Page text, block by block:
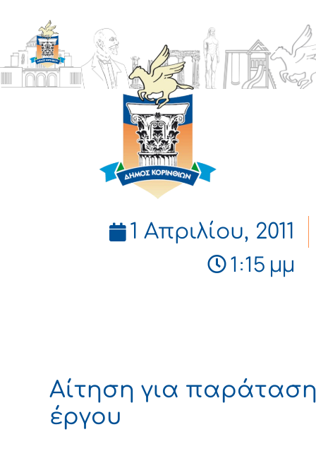
ΔΗΜΟΣ
ΚΟΡΙΝΘΙΩΝ
1 Απριλίου, 2011
1:15 μμ
Αίτηση για
έργου